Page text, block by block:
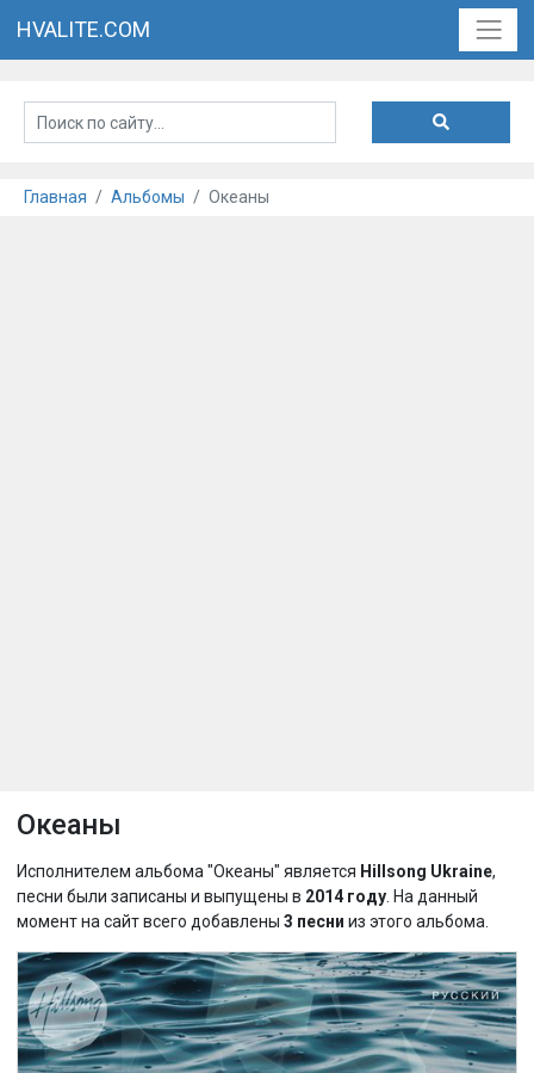
HVALITE.COM
Главная Альбомы Океаны
Океаны
Исполнителем альбома "Океаны" является Hillsong Ukraine,
песни были записаны и выпущены в 2014 году . На данный
момент на сайт всего добавлены 3 песни из этого альбома.